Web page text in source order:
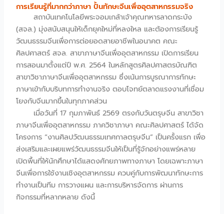
การเรียนรู้ที่มากกว่าภาษา ปั้นทักษะจีนเพื่ออุตสาหกรรมจริง
สถาบันเทคโนโลยีพระจอมเกล้าเจ้าคุณทหารลาดกระบัง
(สจล.) มุ่งสนับสนุนให้เด็กยุคใหม่ที่หลงใหล และต้องการเรียนรู้
วัฒนธรรมจีนเพื่อการต่อยอดสายอาชีพในอนาคต คณะ
ศิลปศาสตร์ สจล. สาขาภาษาจีนเพื่ออุตสาหกรรม เปิดการเรียน
การสอนมาตั้งแต่ปี พ.ศ. 2564 ในหลักสูตรศิลปศาสตรบัณฑิต
สาขาวิชาภาษาจีนเพื่ออุตสาหกรรม ซึ่งเน้นการบูรณาการทักษะ
ภาษาเข้ากับบริบทการทำงานจริง ตอบโจทย์ตลาดแรงงานที่เชื่อม
โยงกับจีนมากขึ้นในทุกภาคส่วน
เมื่อวันที่ 17 กุมภาพันธ์ 2569 ตรงกับวันตรุษจีน สาขาวิชา
ภาษาจีนเพื่ออุตสาหกรรม ภาควิชาภาษา คณะศิลปศาสตร์ ได้จัด
โครงการ “งานศิลปวัฒนธรรมเทศกาลตรุษจีน” เป็นครั้งแรก เพื่อ
ส่งเสริมและเผยแพร่วัฒนธรรมจีนให้เป็นที่รู้จักอย่างแพร่หลาย
เปิดพื้นที่ให้นักศึกษาได้แสดงศักยภาพทางภาษา โดยเฉพาะภาษา
จีนเพื่อการใช้งานเชิงอุตสาหกรรม ควบคู่กับการพัฒนาทักษะการ
ทำงานเป็นทีม การวางแผน และการบริหารจัดการ ผ่านการ
กิจกรรมที่หลากหลาย ดังนี้